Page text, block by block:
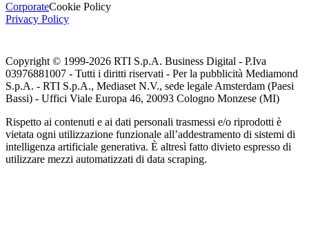
CorporateCookie Policy
Privacy Policy
Copyright © 1999-2026 RTI S.p.A. Business Digital - P.Iva
03976881007 - Tutti i diritti riservati - Per la pubblicità Mediamond
S.p.A. - RTI S.p.A., Mediaset N.V., sede legale Amsterdam (Paesi
Bassi) - Uffici Viale Europa 46, 20093 Cologno Monzese (MI)
Rispetto ai contenuti e ai dati personali trasmessi e/o riprodotti è
vietata ogni utilizzazione funzionale all’addestramento di sistemi di
intelligenza artificiale generativa. È altresì fatto divieto espresso di
utilizzare mezzi automatizzati di data scraping.